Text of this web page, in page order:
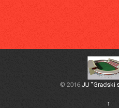
© 2016 JU "Gradski
↑